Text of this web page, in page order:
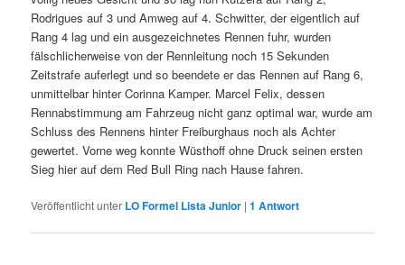
Rodrigues auf 3 und Amweg auf 4. Schwitter, der eigentlich auf
Rang 4 lag und ein ausgezeichnetes Rennen fuhr, wurden
fälschlicherweise von der Rennleitung noch 15 Sekunden
Zeitstrafe auferlegt und so beendete er das Rennen auf Rang 6,
unmittelbar hinter Corinna Kamper. Marcel Felix, dessen
Rennabstimmung am Fahrzeug nicht ganz optimal war, wurde am
Schluss des Rennens hinter Freiburghaus noch als Achter
gewertet. Vorne weg konnte Wüsthoff ohne Druck seinen ersten
Sieg hier auf dem Red Bull Ring nach Hause fahren.
Veröffentlicht unter LO Formel Lista Junior |1 Antwort